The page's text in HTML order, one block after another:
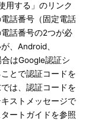
用する」のリンク
話番号（固定電話
話番号の2つが必
、Android、
はGoogle認証シ
とで認証コードを
は、認証コードを
ストメッセージで
ートガイドを参照